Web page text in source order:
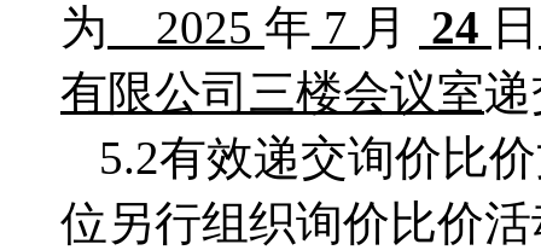
为
2025 年 7 月 24 日
有限公司三楼会议室
5.2有效递交询价比
位另行组织询价比价